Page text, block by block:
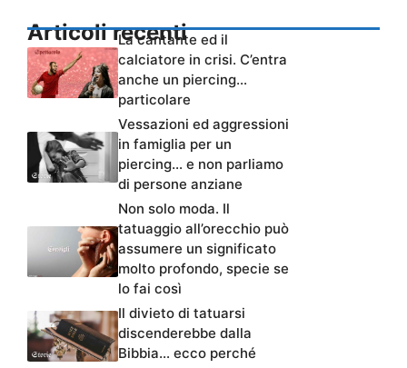
Articoli recenti
La cantante ed il
calciatore in crisi. C’entra
anche un piercing…
particolare
Vessazioni ed aggressioni
in famiglia per un
piercing… e non parliamo
di persone anziane
Non solo moda. Il
tatuaggio all’orecchio può
assumere un significato
molto profondo, specie se
lo fai così
Il divieto di tatuarsi
discenderebbe dalla
Bibbia… ecco perché